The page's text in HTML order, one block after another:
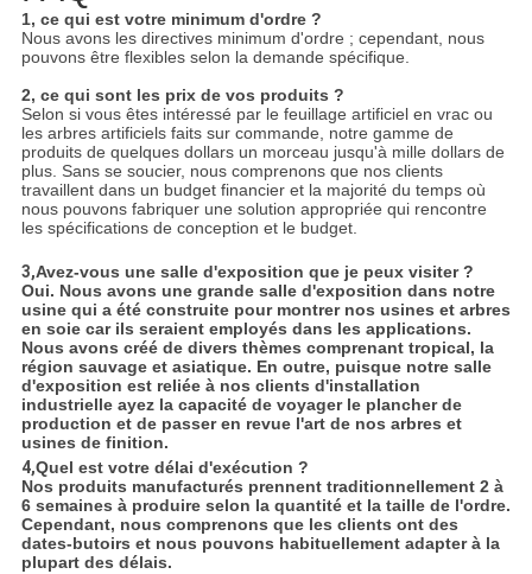
1, ce qui est votre minimum d'ordre ?
Nous avons les directives minimum d'ordre ; cependant, nous
pouvons être flexibles selon la demande spécifique.
2, ce qui sont les prix de vos produits ?
Selon si vous êtes intéressé par le feuillage artificiel en vrac ou
les arbres artificiels faits sur commande, notre gamme de
produits de quelques dollars un morceau jusqu'à mille dollars de
plus. Sans se soucier, nous comprenons que nos clients
travaillent dans un budget financier et la majorité du temps où
nous pouvons fabriquer une solution appropriée qui rencontre
les spécifications de conception et le budget.
3,Avez-vous une salle d'exposition que je peux visiter ?
Oui. Nous avons une grande salle d'exposition dans notre
usine qui a été construite pour montrer nos usines et arbres
en soie car ils seraient employés dans les applications.
Nous avons créé de divers thèmes comprenant tropical, la
région sauvage et asiatique. En outre, puisque notre salle
d'exposition est reliée à nos clients d'installation
industrielle ayez la capacité de voyager le plancher de
production et de passer en revue l'art de nos arbres et
usines de finition.
4,Quel est votre délai d'exécution ?
Nos produits manufacturés prennent traditionnellement 2 à
6 semaines à produire selon la quantité et la taille de l'ordre.
Cependant, nous comprenons que les clients ont des
dates-butoirs et nous pouvons habituellement adapter à la
plupart des délais.